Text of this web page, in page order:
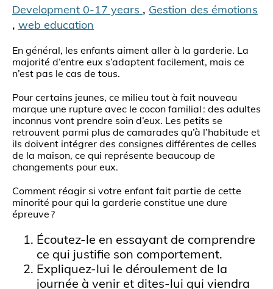
Development 0-17 years , Gestion des émotions
, web education
En général, les enfants aiment aller à la garderie. La
majorité d’entre eux s’adaptent facilement, mais ce
n’est pas le cas de tous.
Pour certains jeunes, ce milieu tout à fait nouveau
marque une rupture avec le cocon familial : des adultes
inconnus vont prendre soin d’eux. Les petits se
retrouvent parmi plus de camarades qu’à l’habitude et
ils doivent intégrer des consignes différentes de celles
de la maison, ce qui représente beaucoup de
changements pour eux.
Comment réagir si votre enfant fait partie de cette
minorité pour qui la garderie constitue une dure
épreuve ?
Écoutez-le en essayant de comprendre
ce qui justifie son comportement.
Expliquez-lui le déroulement de la
journée à venir et dites-lui qui viendra